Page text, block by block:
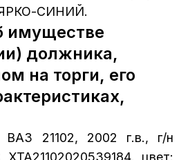
СИНИЙ.
имуществе
должника,
на торги, его
ВАЗ 21102, 2002 г.в., г/н
цвет: